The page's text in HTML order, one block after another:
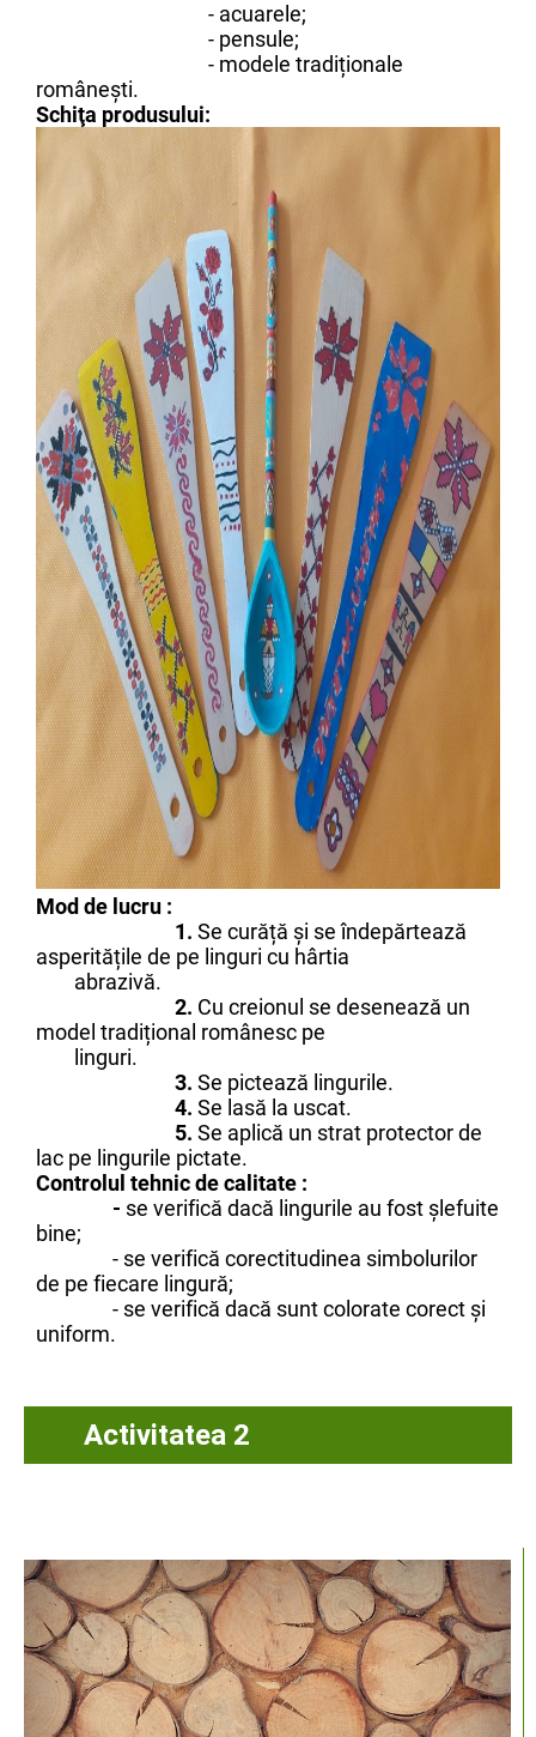
- acuarele;
- pensule;
- modele tradiționale
românești.
Schiţa produsului:
Mod de lucru :
1. Se curăță și se îndepărtează
asperitățile de pe linguri cu hârtia
abrazivă.
2. Cu creionul se desenează un
model tradițional românesc pe
linguri.
3. Se pictează lingurile.
4. Se lasă la uscat.
5. Se aplică un strat protector de
lac pe lingurile pictate.
Controlul tehnic de calitate :
- se verifică dacă lingurile au fost șlefuite
bine;
- se verifică corectitudinea simbolurilor
de pe fiecare lingură;
- se verifică dacă sunt colorate corect și
uniform.
Activitatea 2